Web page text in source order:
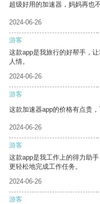
超级好用的加速器，妈妈再也
2024-06-26
游客
这款app是我旅行的好帮手，
人情。
2024-06-26
游客
这款加速器app的价格有点贵
2024-06-26
游客
这款app是我工作上的得力助
更轻松地完成工作任务。
2024-06-26
游客